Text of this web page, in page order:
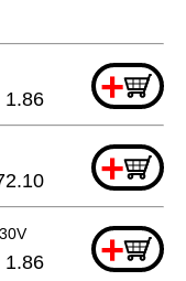
+
1.86
+
+
1.86